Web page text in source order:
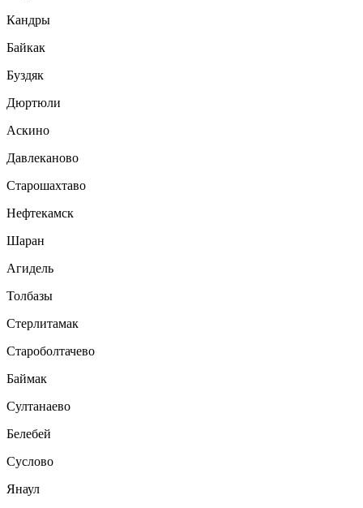
Кандры
Байкак
Буздяк
Дюртюли
Аскино
Давлеканово
Старошахтаво
Нефтекамск
Шаран
Агидель
Толбазы
Стерлитамак
Староболтачево
Баймак
Султанаево
Белебей
Суслово
Янаул